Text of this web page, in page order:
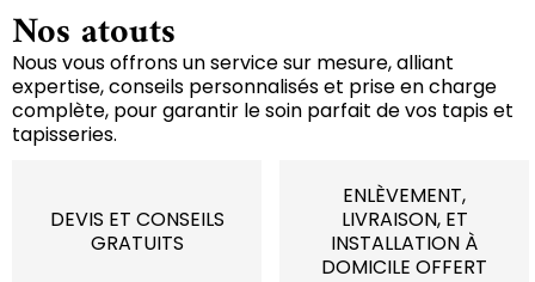
Nos atouts
Nous vous offrons un service sur mesure, alliant
expertise, conseils personnalisés et prise en charge
complète, pour garantir le soin parfait de vos tapis et
tapisseries.
DEVIS ET CONSEILS
GRATUITS
ENLÈVEMENT,
LIVRAISON, ET
INSTALLATION À
DOMICILE OFFERT